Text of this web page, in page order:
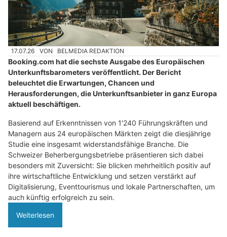
17.07.26 VON BELMEDIA REDAKTION
Booking.com hat die sechste Ausgabe des Europäischen
Unterkunftsbarometers veröffentlicht. Der Bericht
beleuchtet die Erwartungen, Chancen und
Herausforderungen, die Unterkunftsanbieter in ganz Europa
aktuell beschäftigen.
Basierend auf Erkenntnissen von 1'240 Führungskräften und
Managern aus 24 europäischen Märkten zeigt die diesjährige
Studie eine insgesamt widerstandsfähige Branche. Die
Schweizer Beherbergungsbetriebe präsentieren sich dabei
besonders mit Zuversicht: Sie blicken mehrheitlich positiv auf
ihre wirtschaftliche Entwicklung und setzen verstärkt auf
Digitalisierung, Eventtourismus und lokale Partnerschaften, um
auch künftig erfolgreich zu sein.
Weiterlesen